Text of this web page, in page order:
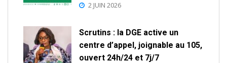
2 JUIN 2026
Scrutins : la DGE active un
centre d’appel, joignable au 105,
ouvert 24h/24 et 7j/7